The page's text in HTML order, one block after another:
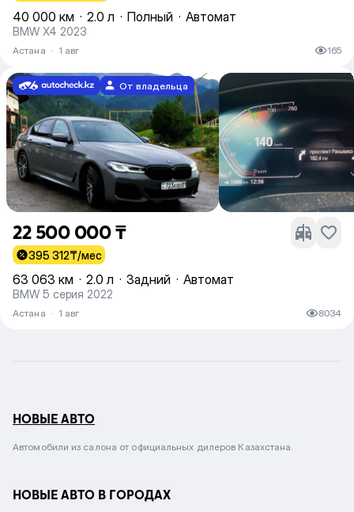
40 000 км · 2.0 л · Полный · Автомат
BMW X4 2023
Астана · 1 авг 165
От владельца
22 500 000 ₸
395 312₸/мес
63 063 км · 2.0 л · Задний · Автомат
BMW 5 серия 2022
Астана · 1 авг 8034
НОВЫЕ АВТО
Автомобили из салона от официальных дилеров Казахстана.
НОВЫЕ АВТО В ГОРОДАХ